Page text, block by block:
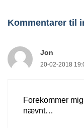
Billige 5-stjernede
Kommentarer til
Jon
20-02-2018
Forekommer
nævnt…